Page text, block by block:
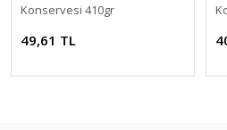
Konservesi 410gr
49,61 TL